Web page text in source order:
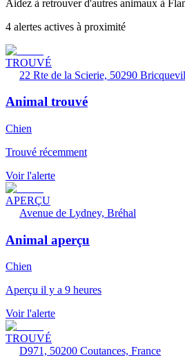
Aidez à retrouver d'autres animaux à
4 alertes actives à proximité
TROUVÉ
22 Rte de la Scierie, 50290
Animal trouvé
Chien
Trouvé récemment
Voir l'alerte
APERÇU
Avenue de Lydney, Bréhal
Animal aperçu
Chien
Aperçu il y a 9 heures
Voir l'alerte
TROUVÉ
D971, 50200 Coutances, France